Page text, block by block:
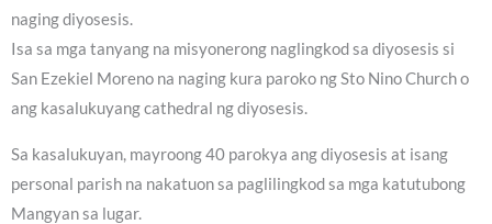
naging diyosesis.
Isa sa mga tanyang na misyonerong naglingkod sa diyosesis si
San Ezekiel Moreno na naging kura paroko ng Sto Nino Church o
ang kasalukuyang cathedral ng diyosesis.
Sa kasalukuyan, mayroong 40 parokya ang diyosesis at isang
personal parish na nakatuon sa paglilingkod sa mga katutubong
Mangyan sa lugar.